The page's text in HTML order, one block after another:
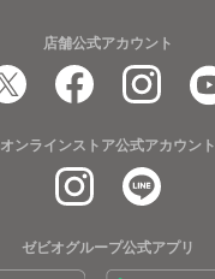
店舗公式アカウント
オンラインストア公式アカウント
ゼビオグループ公式アプリ